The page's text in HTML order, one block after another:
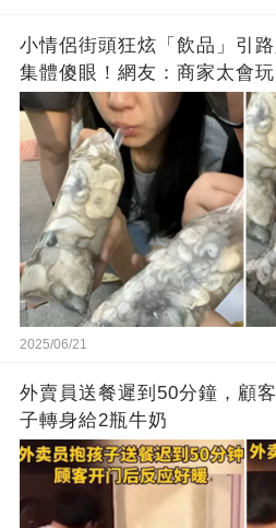
小情侶街頭狂炫「飲品」引
集體傻眼！網友：商家太會玩
2025/06/21
外賣員送餐遲到50分鐘，顧
子轉身給2瓶牛奶